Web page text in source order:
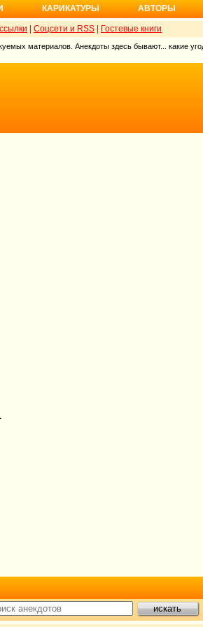
КАРИКАТУРЫ АВТОРЫ
Соцсети и RSS Гостевые книги
материалов. Анекдоты здесь бывают... какие